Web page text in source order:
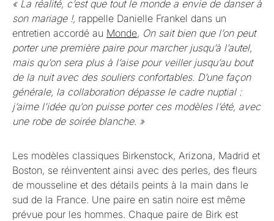
« La réalité, c’est que tout le monde a envie de danser à
son mariage !, rappelle Danielle Frankel dans un
entretien accordé au Monde, On sait bien que l’on peut
porter une première paire pour marcher jusqu’à l’autel,
mais qu’on sera plus à l’aise pour veiller jusqu’au bout
de la nuit avec des souliers confortables. D’une façon
générale, la collaboration dépasse le cadre nuptial :
j’aime l’idée qu’on puisse porter ces modèles l’été, avec
une robe de soirée blanche. »
Les modèles classiques Birkenstock, Arizona, Madrid et
Boston, se réinventent ainsi avec des perles, des fleurs
de mousseline et des détails peints à la main dans le
sud de la France. Une paire en satin noire est même
prévue pour les hommes. Chaque paire de Birk est